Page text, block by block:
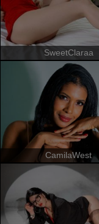
SweetClaraa
CamilaWest